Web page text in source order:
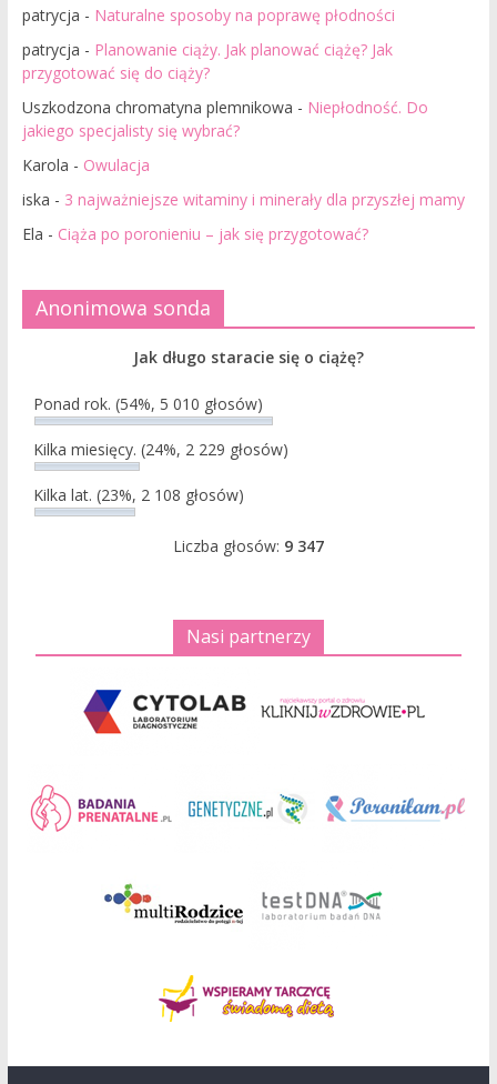
patrycja - Naturalne sposoby na poprawę płodności
patrycja - Planowanie ciąży. Jak planować ciążę? Jak
przygotować się do ciąży?
Uszkodzona chromatyna plemnikowa - Niepłodność. Do
jakiego specjalisty się wybrać?
Karola - Owulacja
iska - 3 najważniejsze witaminy i minerały dla przyszłej mamy
Ela - Ciąża po poronieniu – jak się przygotować?
Anonimowa sonda
Jak długo staracie się o ciążę?
Ponad rok. (54%, 5 010 głosów)
Kilka miesięcy. (24%, 2 229 głosów)
Kilka lat. (23%, 2 108 głosów)
Liczba głosów: 9 347
Nasi partnerzy